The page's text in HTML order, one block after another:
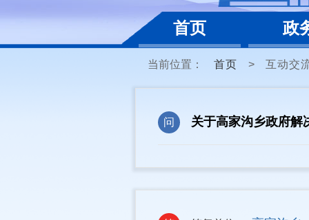
首页 政
当前位置： 首页 > 互动交
问 关于高家沟乡政府解